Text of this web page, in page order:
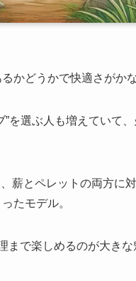
かどうかで快適さがかな
を選ぶ人も増えていて
薪とペレットの両方に
たモデル。
で楽しめるのが大きな